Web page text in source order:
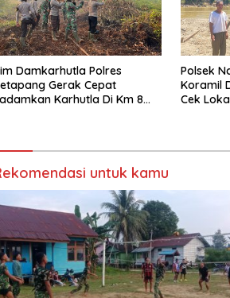
Damkarhutla Polres
Gerak Cepat
Karhutla Di Km 8
Polsek
Koramil
Cek
untuk kamu